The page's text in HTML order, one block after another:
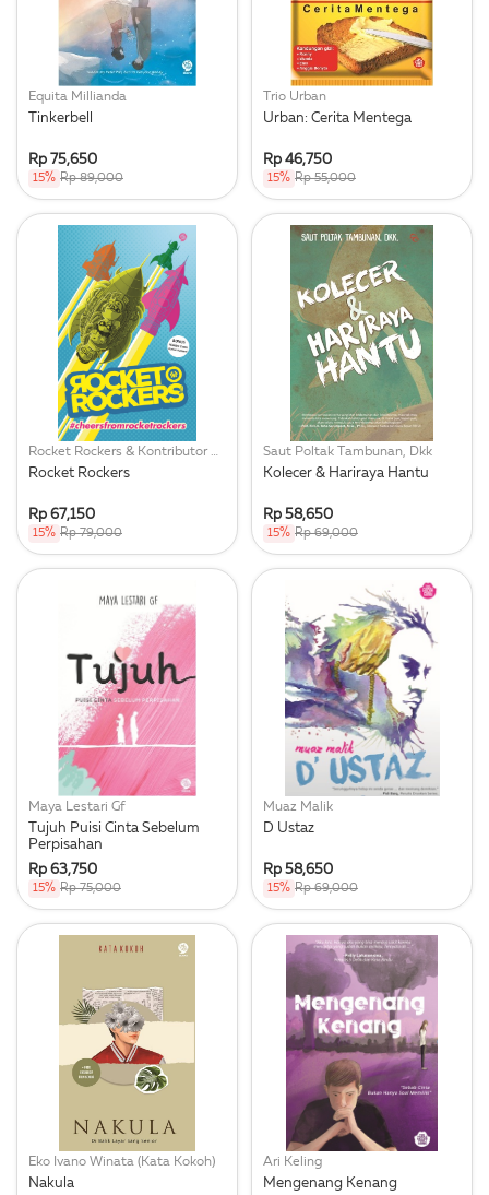
Equita Millianda
Tinkerbell
Rp 75,650
15% Rp 89,000
Trio Urban
Urban: Cerita Mentega
Rp 46,750
15% Rp 55,000
Rocket Rockers & Kontributor Naskah
Rocket Rockers
Rp 67,150
15% Rp 79,000
Saut Poltak Tambunan, Dkk
Kolecer & Hariraya Hantu
Rp 58,650
15% Rp 69,000
Maya Lestari Gf
Tujuh Puisi Cinta Sebelum
Perpisahan
Rp 63,750
15% Rp 75,000
Muaz Malik
D Ustaz
Rp 58,650
15% Rp 69,000
Eko Ivano Winata (Kata Kokoh)
Nakula
Ari Keling
Mengenang Kenang